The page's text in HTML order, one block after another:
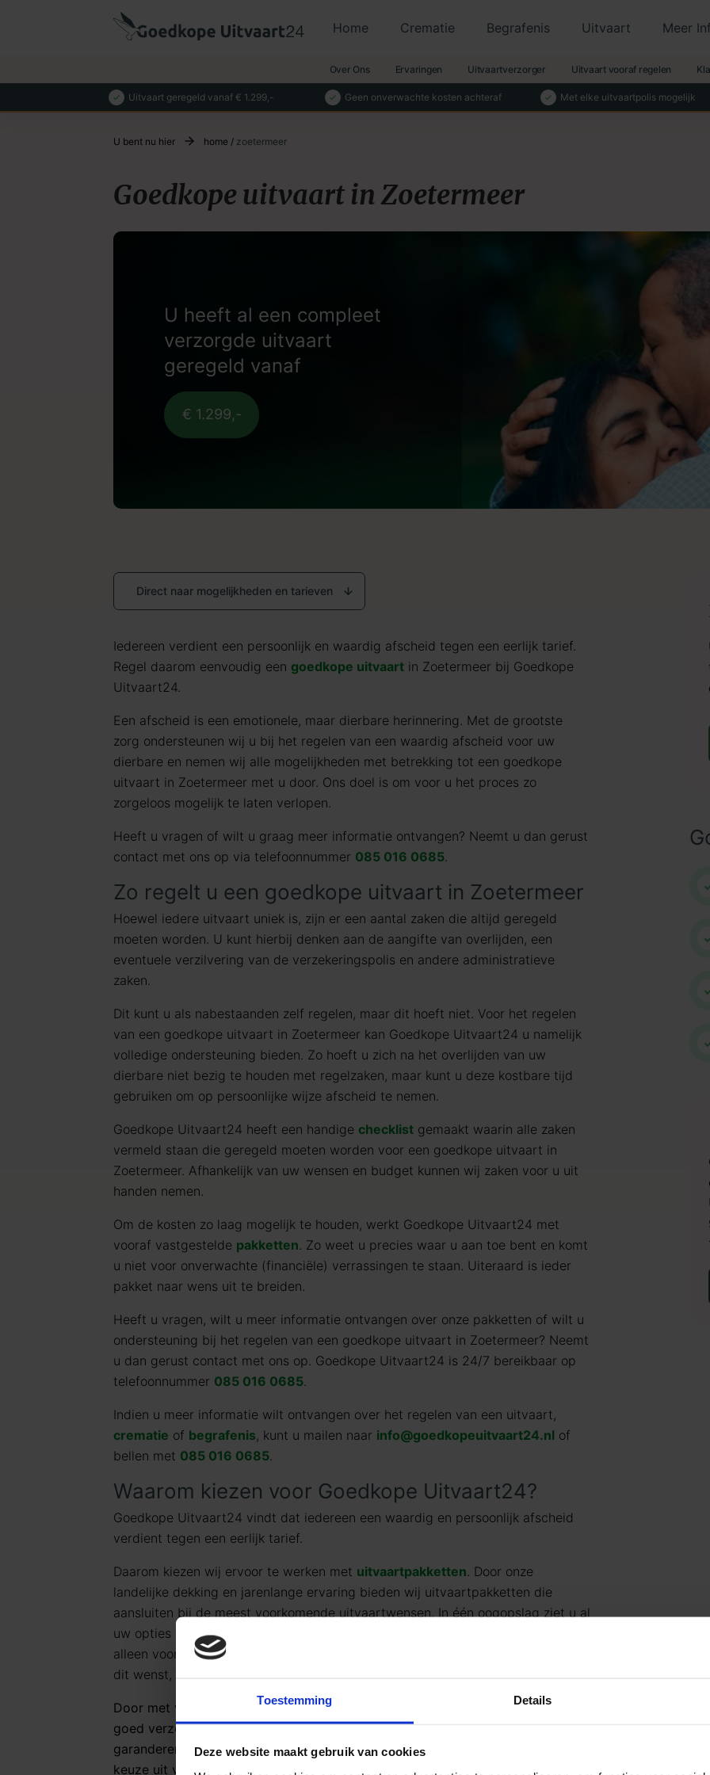
Toestemming Details
Deze website maakt gebruik van cookies
Home Crematie Begrafenis Uitvaart Meer
Over Ons Ervaringen Uitvaartverzorger Uitvaart vooraf regelen
Uitvaart geregeld vanaf € 1.299,- Geen onverwachte kosten achteraf Met elke uitvaartpolis mogelijk
U bent nu hier home / zoetermeer
Goedkope uitvaart in Zoetermeer
U heeft al een compleet
verzorgde uitvaart
geregeld vanaf
€ 1.299,-
Direct naar mogelijkheden en tarieven
Iedereen verdient een persoonlijk en waardig afscheid tegen een eerlijk tarief.
Regel daarom eenvoudig een goedkope uitvaart in Zoetermeer bij Goedkope
Uitvaart24.
Een afscheid is een emotionele, maar dierbare herinnering. Met de grootste
zorg ondersteunen wij u bij het regelen van een waardig afscheid voor uw
dierbare en nemen wij alle mogelijkheden met betrekking tot een goedkope
uitvaart in Zoetermeer met u door. Ons doel is om voor u het proces zo
zorgeloos mogelijk te laten verlopen.
Heeft u vragen of wilt u graag meer informatie ontvangen? Neemt u dan gerust
contact met ons op via telefoonnummer 085 016 0685.
Zo regelt u een goedkope uitvaart in Zoetermeer
Hoewel iedere uitvaart uniek is, zijn er een aantal zaken die altijd geregeld
moeten worden. U kunt hierbij denken aan de aangifte van overlijden, een
eventuele verzilvering van de verzekeringspolis en andere administratieve
zaken.
Dit kunt u als nabestaanden zelf regelen, maar dit hoeft niet. Voor het regelen
van een goedkope uitvaart in Zoetermeer kan Goedkope Uitvaart24 u namelijk
volledige ondersteuning bieden. Zo hoeft u zich na het overlijden van uw
dierbare niet bezig te houden met regelzaken, maar kunt u deze kostbare tijd
gebruiken om op persoonlijke wijze afscheid te nemen.
Goedkope Uitvaart24 heeft een handige checklist gemaakt waarin alle zaken
vermeld staan die geregeld moeten worden voor een goedkope uitvaart in
Zoetermeer. Afhankelijk van uw wensen en budget kunnen wij zaken voor u uit
handen nemen.
Om de kosten zo laag mogelijk te houden, werkt Goedkope Uitvaart24 met
vooraf vastgestelde pakketten. Zo weet u precies waar u aan toe bent en komt
u niet voor onverwachte (financiële) verrassingen te staan. Uiteraard is ieder
pakket naar wens uit te breiden.
Heeft u vragen, wilt u meer informatie ontvangen over onze pakketten of wilt u
ondersteuning bij het regelen van een goedkope uitvaart in Zoetermeer? Neemt
u dan gerust contact met ons op. Goedkope Uitvaart24 is 24/7 bereikbaar op
telefoonnummer 085 016 0685.
Indien u meer informatie wilt ontvangen over het regelen van een uitvaart,
crematie of begrafenis, kunt u mailen naar info@goedkopeuitvaart24.nl of
bellen met 085 016 0685.
Waarom kiezen voor Goedkope Uitvaart24?
Goedkope Uitvaart24 vindt dat iedereen een waardig en persoonlijk afscheid
verdient tegen een eerlijk tarief.
Daarom kiezen wij ervoor te werken met uitvaartpakketten. Door onze
landelijke dekking en jarenlange ervaring bieden wij uitvaartpakketten die
aansluiten bij de meest voorkomende uitvaartwensen. In één oogopslag ziet u al
uw opties en de daarbij behorende (eerlijke) prijzen. U betaalt op deze manier
alleen voor datgene wat u wilt afnemen en wat past binnen uw budget. Indien u
dit wenst, kunt u deze pakketten uiteraard uitbreiden.
Door met vaste uitvaartpakketten te werken, kan Goedkope Uitvaart24 u een
goed verzorgd, persoonlijk en waardig afscheid tegen een eerlijk tarief
garanderen. Of u nu kiest voor een crematie of een begrafenis, u heeft de
keuze uit verschillende pakketten die aansluiten bij uw wensen en budget. Voor